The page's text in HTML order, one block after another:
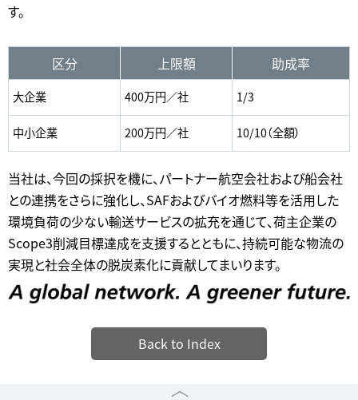
す。
区分 上限額 助成率
大企業 400万円／社 1/3
中小企業 200万円／社 10/10（全額）
当社は、今回の採択を機に、パートナー航空会社および船会社
との連携をさらに強化し、SAFおよびバイオ燃料等を活用した
環境負荷の少ない輸送サービスの拡充を通じて、荷主企業の
Scope3削減目標達成を支援するとともに、持続可能な物流の
実現と社会全体の脱炭素化に貢献してまいります。
Back to Index